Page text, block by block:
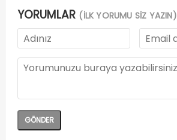
YORUMLAR (İLK YORUMU SİZ YAZIN)